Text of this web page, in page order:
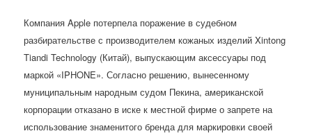
Компания Apple потерпела поражение в судебном
разбирательстве с производителем кожаных изделий Xintong
Tiandi Technology (Китай), выпускающим аксессуары под
маркой «IPHONE». Согласно решению, вынесенному
муниципальным народным судом Пекина, американской
корпорации отказано в иске к местной фирме о запрете на
использование знаменитого бренда для маркировки своей